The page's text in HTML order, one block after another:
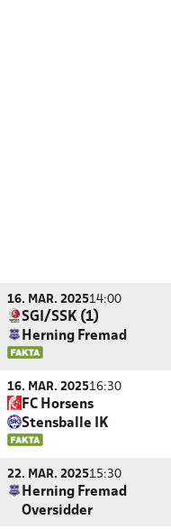
16. MAR. 202514:00
SGI/SSK (1)
Herning Fremad
16. MAR. 202516:30
FC Horsens
Stensballe IK
22. MAR. 202515:30
Herning Fremad
Oversidder